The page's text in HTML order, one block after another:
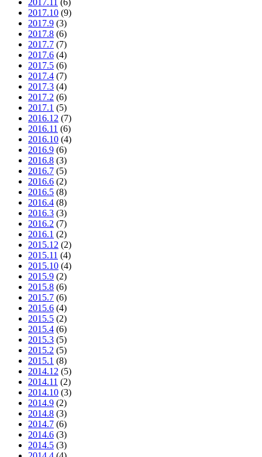
2017.11 (6)
2017.10 (9)
2017.9 (3)
2017.8 (6)
2017.7 (7)
2017.6 (4)
2017.5 (6)
2017.4 (7)
2017.3 (4)
2017.2 (6)
2017.1 (5)
2016.12 (7)
2016.11 (6)
2016.10 (4)
2016.9 (6)
2016.8 (3)
2016.7 (5)
2016.6 (2)
2016.5 (8)
2016.4 (8)
2016.3 (3)
2016.2 (7)
2016.1 (2)
2015.12 (2)
2015.11 (4)
2015.10 (4)
2015.9 (2)
2015.8 (6)
2015.7 (6)
2015.6 (4)
2015.5 (2)
2015.4 (6)
2015.3 (5)
2015.2 (5)
2015.1 (8)
2014.12 (5)
2014.11 (2)
2014.10 (3)
2014.9 (2)
2014.8 (3)
2014.7 (6)
2014.6 (3)
2014.5 (3)